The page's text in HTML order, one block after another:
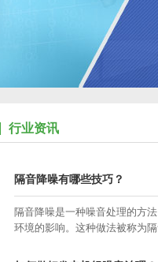
行业资讯
隔音降噪有哪些技巧？
隔音降噪是一种噪音处理的方
环境的影响。这种做法被称为